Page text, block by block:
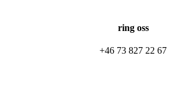
ring oss
+46 73 827 22 67